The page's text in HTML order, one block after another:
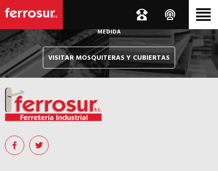
Le hacemos llegar, allí donde esté, y en tiempo récord,
sus pedidos de mosquiteras y sistemas de cubiertas confeccionados A
MEDIDA
VISITAR MOSQUITERAS Y CUBIERTAS